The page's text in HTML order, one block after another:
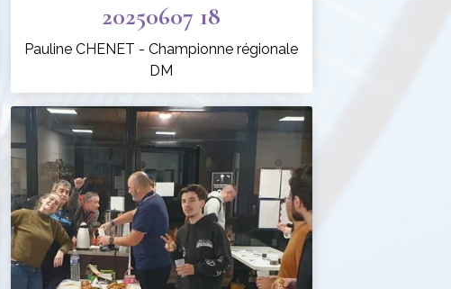
20250607 18
Pauline CHENET - Championne régionale
DM